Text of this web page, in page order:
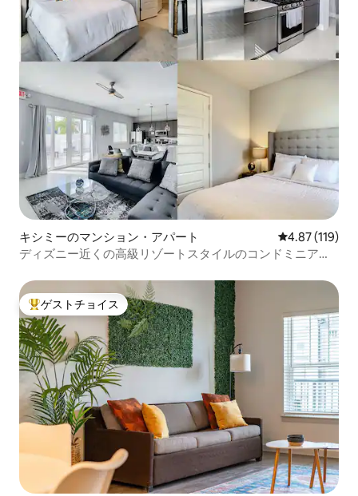
キシミーのマンション・アパート レビュー119
4.87 (119)
ディズニー近くの高級リゾートスタイルのコンドミニア
大好評のゲストチョイスです。
ゲストチョイス